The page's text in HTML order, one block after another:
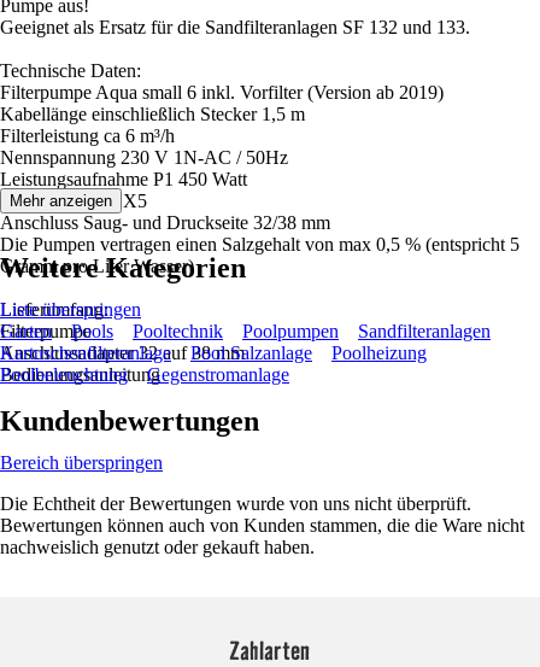
Pumpe aus!
Geeignet als Ersatz für die Sandfilteranlagen SF 132 und 133.
Technische Daten:
Filterpumpe Aqua small 6 inkl. Vorfilter (Version ab 2019)
Kabellänge einschließlich Stecker 1,5 m
Filterleistung ca 6 m³/h
Nennspannung 230 V 1N-AC / 50Hz
Leistungsaufnahme P1 450 Watt
Schutzklasse IP X5
Anschluss Saug- und Druckseite 32/38 mm
Die Pumpen vertragen einen Salzgehalt von max 0,5 % (entspricht 5
Gramm pro Liter Wasser)
Lieferumfang:
Filterpumpe
Anschlussadapter 32 auf 38 mm
Bedienungsanleitung
Mehr anzeigen
Weitere Kategorien
Liste überspringen
Garten
Pools Pooltechnik Poolpumpen
Sandfilteranlagen
Kartuschenfilteranlage
Pool Salzanlage
Poolheizung
Poolbeleuchtung
Gegenstromanlage
Kundenbewertungen
Bereich überspringen
Die Echtheit der Bewertungen wurde von uns nicht überprüft.
Bewertungen können auch von Kunden stammen, die die Ware nicht
nachweislich genutzt oder gekauft haben.
Zahlarten